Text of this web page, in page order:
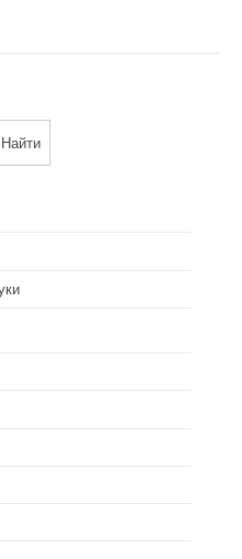
Найти